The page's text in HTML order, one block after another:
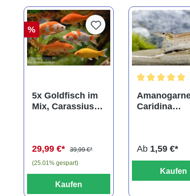
%
5x Goldfisch im
Mix, Carassius
29,99 €*
39,99 €*
(25.01% gespart)
Kaufen
Caridina
Ab 1,59 €*
Kaufen